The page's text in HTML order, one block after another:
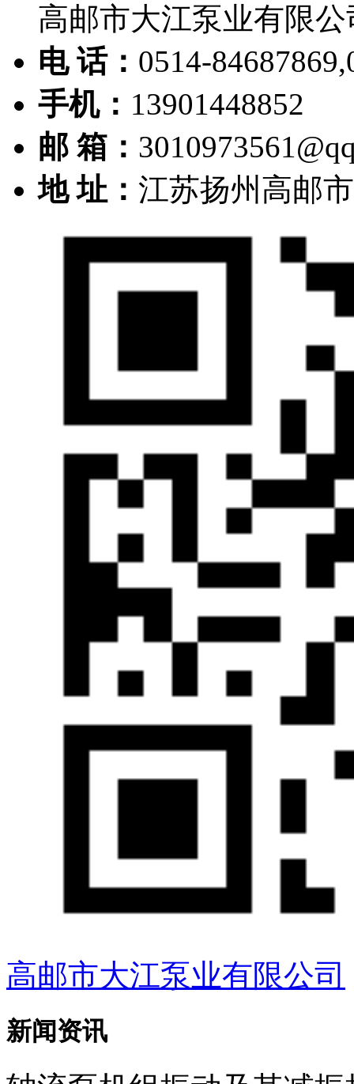
高邮市大江泵业有限公
电 话： 0514-
手机： 13901448852
邮 箱：
地 址： 江苏扬州高邮
高邮市大江泵业有限公司
新闻资讯